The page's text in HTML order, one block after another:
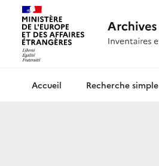
Archives diplomatiquesRecherche simple